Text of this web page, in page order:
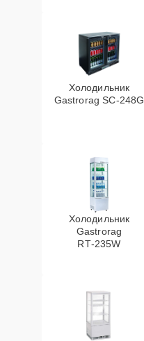
Холодильник
Gastrorag SC‑248G
Холодильник
Gastrorag
RT‑235W